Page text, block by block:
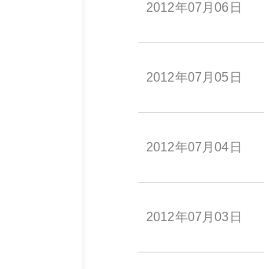
2012年07月06日
2012年07月05日
2012年07月04日
2012年07月03日